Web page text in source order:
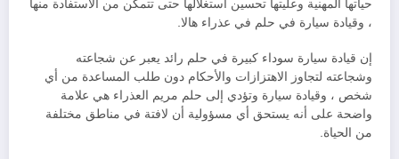
حياتها المهنية وعليتها تحسين استغلالها حتى تتمكن من الاستفادة منها
، وقيادة سيارة في حلم في عذراء هالا.
إن قيادة سيارة سوداء كبيرة في حلم رائد يعبر عن شجاعته
وشجاعته لتجاوز الاهتزازات والأحكام دون طلب المساعدة من أي
شخص ، وقيادة سيارة وتؤدي إلى حلم مريم العذراء هي علامة
واضحة على أنه يستحق أي مسؤولية أن لافتة في مناطق مختلفة
من الحياة.